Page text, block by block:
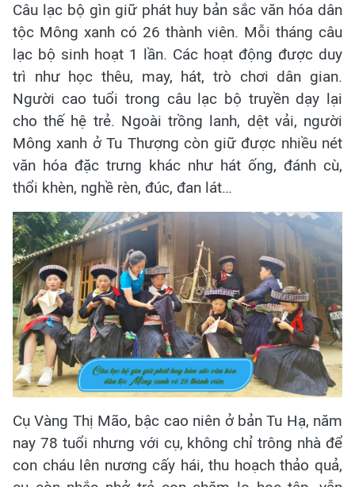
Câu lạc bộ gìn giữ phát huy bản sắc văn hóa dân
tộc Mông xanh có 26 thành viên. Mỗi tháng câu
lạc bộ sinh hoạt 1 lần. Các hoạt động được duy
trì như học thêu, may, hát, trò chơi dân gian.
Người cao tuổi trong câu lạc bộ truyền dạy lại
cho thế hệ trẻ. Ngoài trồng lanh, dệt vải, người
Mông xanh ở Tu Thượng còn giữ được nhiều nét
văn hóa đặc trưng khác như hát ống, đánh cù,
thổi khèn, nghề rèn, đúc, đan lát…
Cụ Vàng Thị Mão, bậc cao niên ở bản Tu Hạ, năm
nay 78 tuổi nhưng với cụ, không chỉ trông nhà để
con cháu lên nương cấy hái, thu hoạch thảo quả,